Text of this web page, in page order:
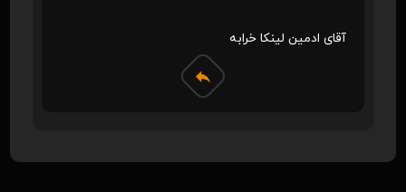
آقای ادمین لینکا خرابه